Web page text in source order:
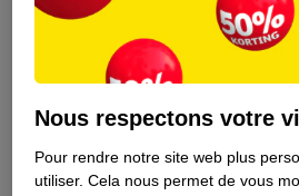
L'Oréal Paris Magic
Retouch Le Châtain
.99
136
Nous respectons votre
Pour rendre notre site web plus
utiliser. Cela nous permet de vous